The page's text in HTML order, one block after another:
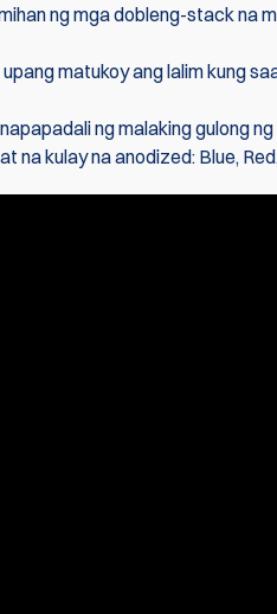
ng mga dobleng-stack na
matukoy ang lalim kung
ng malaking gulong
kulay na anodized: Blue,